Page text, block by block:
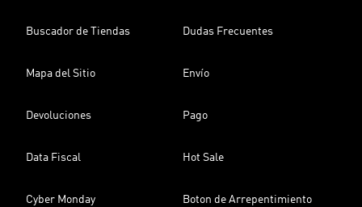
Buscador de Tiendas Dudas Frecuentes
Mapa del Sitio Envío
Devoluciones Pago
Data Fiscal Hot Sale
Cyber Monday Boton de Arrepentimiento